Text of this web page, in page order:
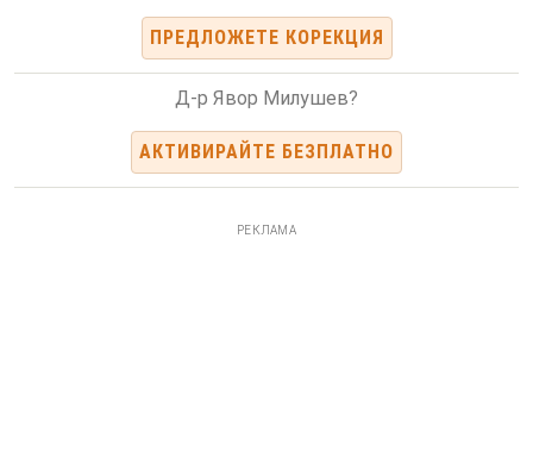
ПРЕДЛОЖЕТЕ КОРЕКЦИЯ
Д-р Явор Милушев?
АКТИВИРАЙТЕ БЕЗПЛАТНО
РЕКЛАМА